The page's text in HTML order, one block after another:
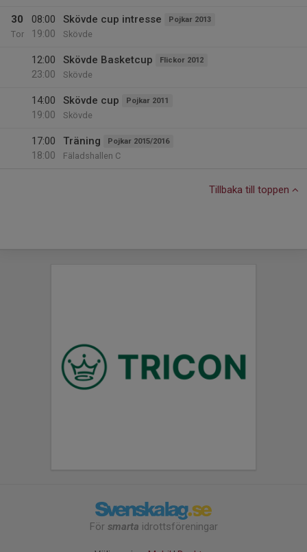
30
Tor
08:00
19:00
Skövde cup intresse Pojkar 2013
Skövde
12:00
23:00
Skövde Basketcup Flickor 2012
Skövde
14:00
19:00
Skövde cup Pojkar 2011
Skövde
17:00
18:00
Träning Pojkar 2015/2016
Fäladshallen C
Tillbaka till toppen
För smarta idrottsföreningar